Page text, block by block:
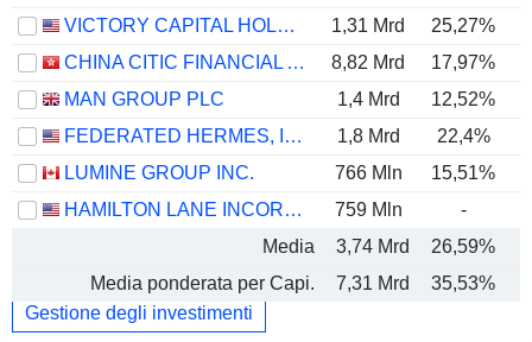
VICTORY CAPITAL HOLDINGS, INC.
1,31 Mrd 25,27%
CHINA CITIC FINANCIAL ASSET MANAGEMENT CO., LTD.
8,82 Mrd 17,97%
MAN GROUP PLC
1,4 Mrd 12,52%
FEDERATED HERMES, INC.
1,8 Mrd 22,4%
LUMINE GROUP INC.
766 Mln 15,51%
HAMILTON LANE INCORPORATED
759 Mln -
Media
3,74 Mrd 26,59%
Media ponderata per Capi.
7,31 Mrd 35,53%
Gestione degli investimenti